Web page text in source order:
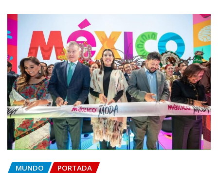
MUNDO PORTADA